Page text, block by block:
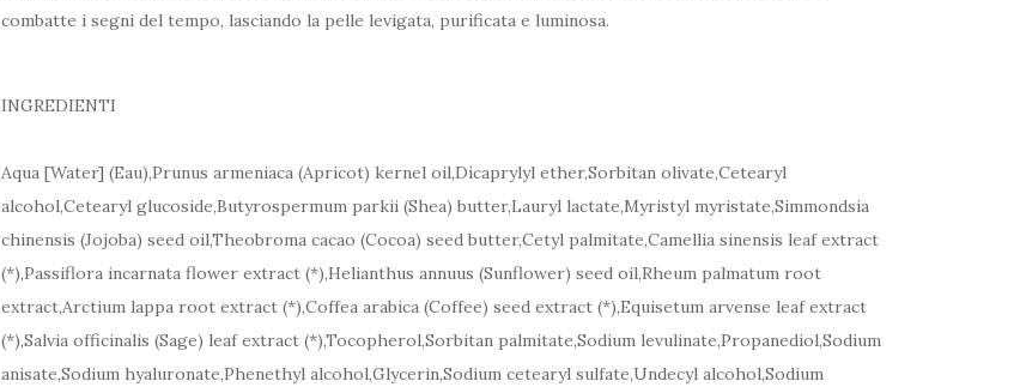
combatte i segni del tempo, lasciando la pelle levigata, purificata e luminosa.
INGREDIENTI
Aqua [Water] (Eau),Prunus armeniaca (Apricot) kernel oil,Dicaprylyl ether,Sorbitan olivate,Cetearyl
alcohol,Cetearyl glucoside,Butyrospermum parkii (Shea) butter,Lauryl lactate,Myristyl myristate,Simmondsia
chinensis (Jojoba) seed oil,Theobroma cacao (Cocoa) seed butter,Cetyl palmitate,Camellia sinensis leaf extract
(*),Passiflora incarnata flower extract (*),Helianthus annuus (Sunflower) seed oil,Rheum palmatum root
extract,Arctium lappa root extract (*),Coffea arabica (Coffee) seed extract (*),Equisetum arvense leaf extract
(*),Salvia officinalis (Sage) leaf extract (*),Tocopherol,Sorbitan palmitate,Sodium levulinate,Propanediol,Sodium
anisate,Sodium hyaluronate,Phenethyl alcohol,Glycerin,Sodium cetearyl sulfate,Undecyl alcohol,Sodium